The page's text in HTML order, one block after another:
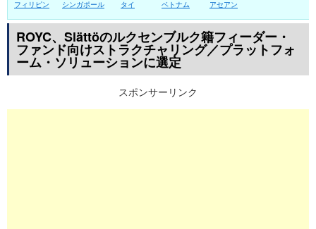
キ
ッ
フィリピン シンガポール タイ ベトナム アセアン
ROYC、Slättöのルクセンブルク籍フィーダー・
ファンド向けストラクチャリング／プラットフォ
ーム・ソリューションに選定
スポンサーリンク